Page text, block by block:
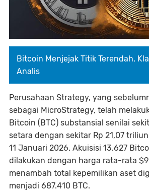
Bitcoin Menjejak Titik Terendah,
Analis
Perusahaan Strategy, yang
sebagai MicroStrategy, telah
Bitcoin (BTC) substansial senilai
setara dengan sekitar Rp 21,07
11 Januari 2026. Akuisisi 13.627
dilakukan dengan harga rata-rata
menambah total kepemilikan aset
menjadi 687.410 BTC.